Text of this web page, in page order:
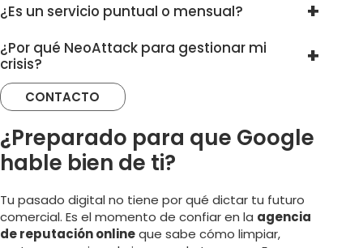
¿Es un servicio puntual o mensual?
¿Por qué NeoAttack para gestionar mi
crisis?
CONTACTO
¿Preparado para que Google
hable bien de ti?
Tu pasado digital no tiene por qué dictar tu futuro
comercial. Es el momento de confiar en la agencia
de reputación onlineque sabe cómo limpiar,